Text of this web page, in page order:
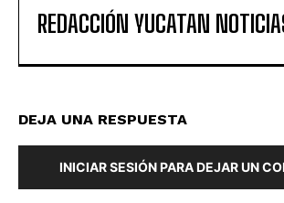
REDACCIÓN YUCATAN
DEJA UNA RESPUESTA
INICIAR SESIÓN PARA DEJAR UN